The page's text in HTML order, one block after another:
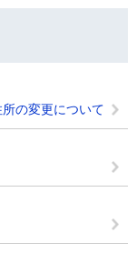
の変更について